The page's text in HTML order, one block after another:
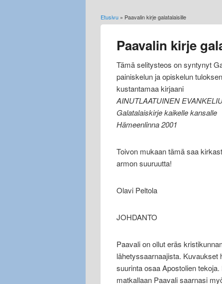
Olet täällä
Etusivu » Paavalin kirje galatalaisille
Paavalin kirje
Tämä selitysteos on syntynyt
painiskelun ja opiskelun
kustantamaa kirjaani
AINUTLAATUINEN
Galatalaiskirje kaikelle kansalle
Hämeenlinna 2001
Toivon mukaan tämä saa
armon suuruutta!
Olavi Peltola
JOHDANTO
Paavali on ollut eräs
lähetyssaarnaajista. Kuvaukset
suurinta osaa Apostolien
matkallaan Paavali saarnasi